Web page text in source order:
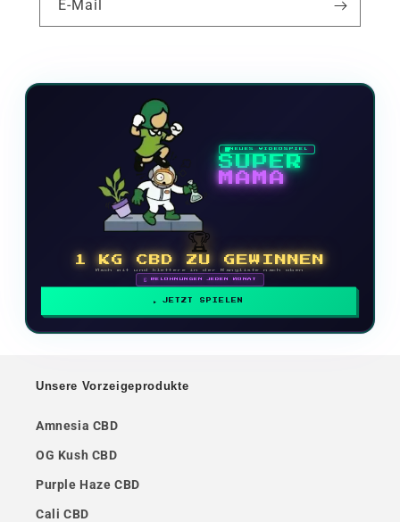
E-Mail
NEUES VIDEOSPIEL
SUPER
MAMA
🏆
1 KG CBD ZU GEWINNEN
Mach mit und klettere in der Rangliste nach oben
🗓 BELOHNUNGEN JEDEN MONAT
JETZT SPIELEN
Unsere Vorzeigeprodukte
Amnesia CBD
OG Kush CBD
Purple Haze CBD
Cali CBD